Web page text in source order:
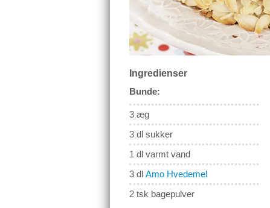
Ingredienser
Bunde:
3 æg
3 dl sukker
1 dl varmt vand
3 dl Amo Hvedemel
2 tsk bagepulver